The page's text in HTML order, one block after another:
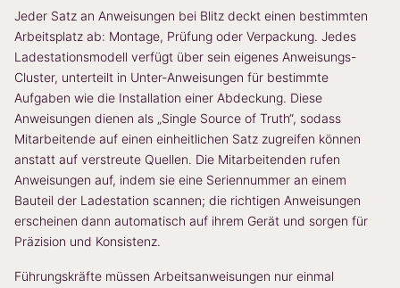
Jeder Satz an Anweisungen bei Blitz deckt einen bestimmten
Arbeitsplatz ab: Montage, Prüfung oder Verpackung. Jedes
Ladestationsmodell verfügt über sein eigenes Anweisungs-
Cluster, unterteilt in Unter-Anweisungen für bestimmte
Aufgaben wie die Installation einer Abdeckung. Diese
Anweisungen dienen als „Single Source of Truth“, sodass
Mitarbeitende auf einen einheitlichen Satz zugreifen können
anstatt auf verstreute Quellen. Die Mitarbeitenden rufen
Anweisungen auf, indem sie eine Seriennummer an einem
Bauteil der Ladestation scannen; die richtigen Anweisungen
erscheinen dann automatisch auf ihrem Gerät und sorgen für
Präzision und Konsistenz.
Führungskräfte müssen Arbeitsanweisungen nur einmal